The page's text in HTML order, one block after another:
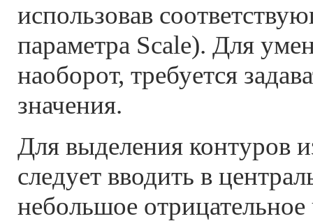
использовав
параметра Scale). Для
наоборот, требуется
значения.
Для выделения контуров
следует вводить в
небольшое отрицательное